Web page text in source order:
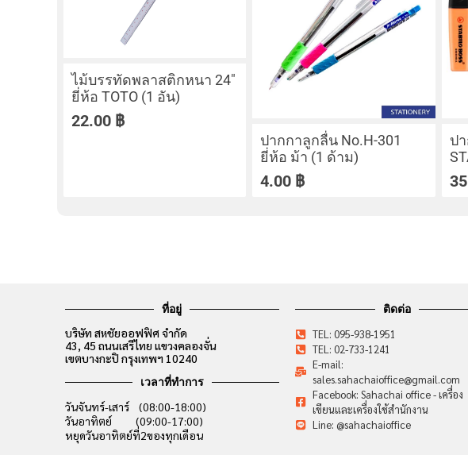
ไม้บรรทัดพลาสติกหนา 24″
ยี่ห้อ TOTO (1 อัน)
22.00 ฿
ปากกาลูกลื่น No.H-301
ยี่ห้อ ม้า (1 ด้าม)
4.00 ฿
ป
ที่อยู่
บริษัท สหชัยออฟฟิศ จำกัด
43, 45 ถนนเสรีไทย แขวงคลองจั่น
เขตบางกะปิ กรุงเทพฯ 10240
เวลาที่ทำการ
วันจันทร์-เสาร์ (08:00-18:00)
วันอาทิตย์ (09:00-17:00)
หยุดวันอาทิตย์ที่2ของทุกเดือน
ติดต่อ
TEL: 095-938-1951
TEL: 02-733-1241
E-mail:
sales.sahachaioffice@gmail.com
Facebook: Sahachai office - เครื่อง
เขียนและเครื่องใช้สำนักงาน
Line: @sahachaioffice